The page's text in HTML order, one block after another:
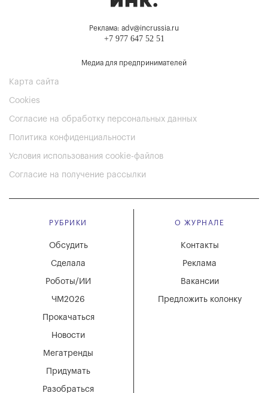
Реклама: adv@incrussia.ru
+7 977 647 52 51
Медиа для предпринимателей
Карта сайта
Cookies
Согласие на обработку персональных данных
Политика конфиденциальности
Условия использования cookie-файлов
Согласие на получение рассылки
РУБРИКИ
Мегатренды
Придумать
Разобраться
Новости
Обсудить
Сделала
Роботы/ИИ
ЧМ2026
Прокачаться
О ЖУРНАЛЕ
Вакансии
Реклама
Контакты
Предложить колонку